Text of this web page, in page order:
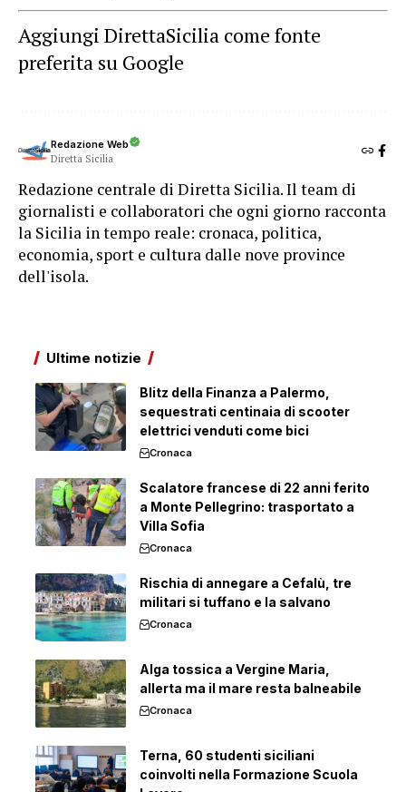
Aggiungi DirettaSicilia come fonte
preferita su Google
Redazione Web
Diretta Sicilia
Redazione centrale di Diretta Sicilia. Il team di
giornalisti e collaboratori che ogni giorno racconta
la Sicilia in tempo reale: cronaca, politica,
economia, sport e cultura dalle nove province
dell'isola.
Ultime notizie
Blitz della Finanza a Palermo,
sequestrati centinaia di scooter
elettrici venduti come bici
Cronaca
Scalatore francese di 22 anni ferito
a Monte Pellegrino: trasportato a
Villa Sofia
Cronaca
Rischia di annegare a Cefalù, tre
militari si tuffano e la salvano
Cronaca
Alga tossica a Vergine Maria,
allerta ma il mare resta balneabile
Cronaca
Terna, 60 studenti siciliani
coinvolti nella Formazione Scuola